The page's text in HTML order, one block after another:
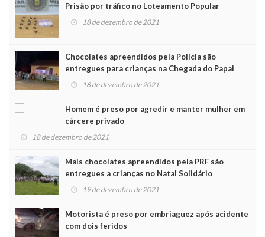
Prisão por tráfico no Loteamento Popular
18 de dezembro de 2021
Chocolates apreendidos pela Polícia são
entregues para crianças na Chegada do Papai
Noel 18 de dezembro de 2021
Homem é preso por agredir e manter mulher em
cárcere privado
18 de dezembro de 2021
Mais chocolates apreendidos pela PRF são
entregues a crianças no Natal Solidário
19 de dezembro de 2021
Motorista é preso por embriaguez após acidente
com dois feridos